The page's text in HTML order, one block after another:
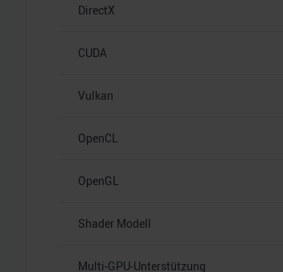
DirectX
CUDA
Vulkan
OpenCL
OpenGL
Shader Modell
Multi-GPU-Unterstützung